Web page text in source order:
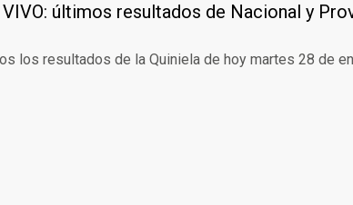
VIVO: últimos resultados de Nacional y
los resultados de la Quiniela de hoy martes 28 de